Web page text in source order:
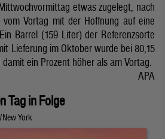
etwas zugelegt, nach
Vortag mit der Hoffnung auf eine
Barrel (159 Liter) der Referenzsorte
Lieferung im Oktober wurde bei 80,15
ein Prozent höher als am Vortag.
APA
Tag in Folge
York